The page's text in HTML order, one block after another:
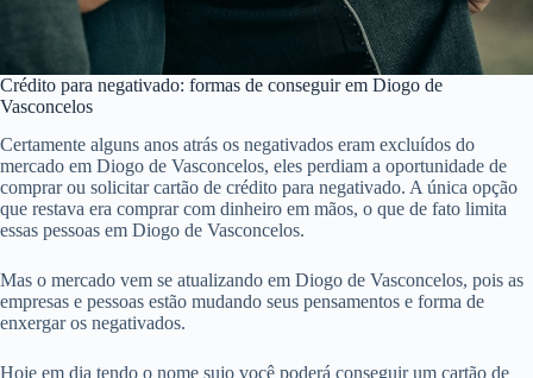
Crédito para negativado: formas de conseguir em Diogo de
Vasconcelos
Certamente alguns anos atrás os negativados eram excluídos do
mercado em Diogo de Vasconcelos, eles perdiam a oportunidade de
comprar ou solicitar cartão de crédito para negativado. A única opção
que restava era comprar com dinheiro em mãos, o que de fato limita
essas pessoas em Diogo de Vasconcelos.
Mas o mercado vem se atualizando em Diogo de Vasconcelos, pois as
empresas e pessoas estão mudando seus pensamentos e forma de
enxergar os negativados.
Hoje em dia tendo o nome sujo você poderá conseguir um cartão de